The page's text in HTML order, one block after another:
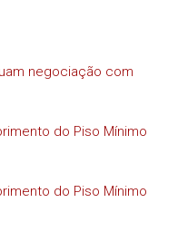
negociação com
do Piso Mínimo
do Piso Mínimo